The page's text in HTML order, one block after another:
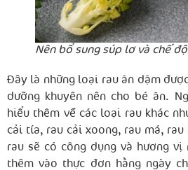
Nên bổ sung súp lơ và chế
Đây là những loại rau ăn dặm
dưỡng khuyên nên cho bé ăn.
hiểu thêm về các loại rau khác
cải tía, rau cải xoong, rau má,
rau sẽ có công dụng và hương
thêm vào thực đơn hằng ngày